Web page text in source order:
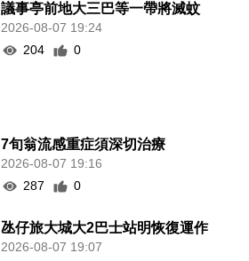
議事亭前地大三巴等一帶將滅蚊
2026-08-07 19:24
204
0
7旬翁流感重症須深切治療
2026-08-07 19:16
287
0
氹仔旅大城大2巴士站明恢復運作
2026-08-07 19:07